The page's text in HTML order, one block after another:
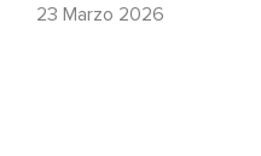
23 Marzo 2026